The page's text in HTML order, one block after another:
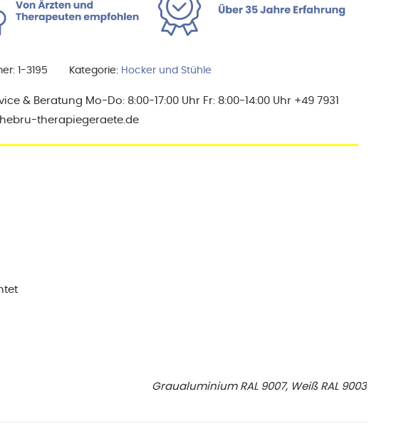
1-3195 Kategorie: Hocker und Stühle
& Beratung Mo-Do: 8:00-17:00 Uhr Fr: 8:00-14:00 Uhr +49 7931
therapiegeraete.de
Graualuminium RAL 9007, Weiß RAL 9003